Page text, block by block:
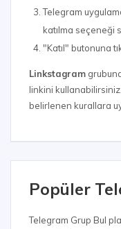
Telegram
katılma seçeneği
"Katıl" butonuna
Linkstagram
linkini
belirlenen kurallara
Popüler
Telegram Grup Bul